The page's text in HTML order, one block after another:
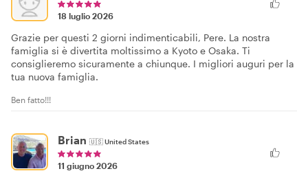
18 luglio 2026
Grazie per questi 2 giorni indimenticabili, Pere. La nostra
famiglia si è divertita moltissimo a Kyoto e Osaka. Ti
consiglieremo sicuramente a chiunque. I migliori auguri per la
tua nuova famiglia.
Ben fatto!!!
Brian 🇺🇸United States
11 giugno 2026